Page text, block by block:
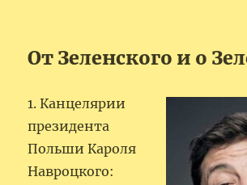
От Зеленского и о
1. Канцелярии
президента
Польши Кароля
Навроцкого: